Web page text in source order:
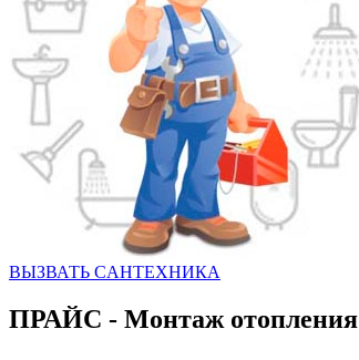
ВЫЗВАТЬ CАНТЕХНИКА
ПРАЙС - Монтаж отопления